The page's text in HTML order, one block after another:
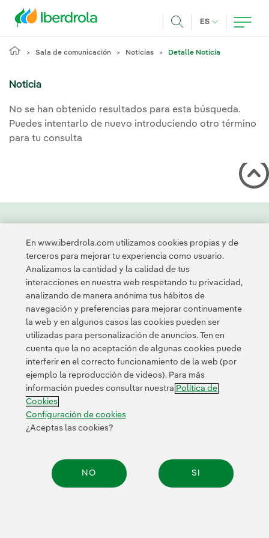
ES IDIOMA
Sala de comunicación Noticias Detalle Noticia
Noticia
No se han obtenido resultados para esta búsqueda.
Puedes intentarlo de nuevo introduciendo otro término
para tu consulta
Política de cookies Configuración de cookies Accesibilidad
Canal de denuncias
© 2026 Iberdrola, S.A. Reservados todos los derechos.
En www.iberdrola.com utilizamos cookies propias y de
terceros para mejorar tu experiencia como usuario.
Analizamos la cantidad y la calidad de tus
interacciones en nuestra web respetando tu privacidad,
analizando de manera anónima tus hábitos de
navegación y preferencias para mejorar continuamente
la web y en algunos casos las cookies pueden ser
utilizadas para personalización de anuncios. Ten en
cuenta que la no aceptación de algunas cookies puede
interferir en el correcto funcionamiento de la web (por
ejemplo la reproducción de videos). Para más
información puedes consultar nuestra Política de
Cookies
Configuración de cookies
¿Aceptas las cookies?
NO SI